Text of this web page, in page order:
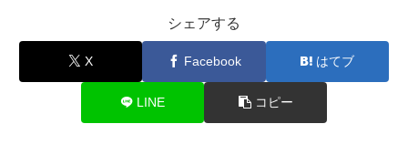
シェアする
X Facebook はてブ
LINE コピー